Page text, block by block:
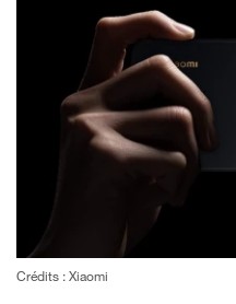
Crédits : Xiaomi